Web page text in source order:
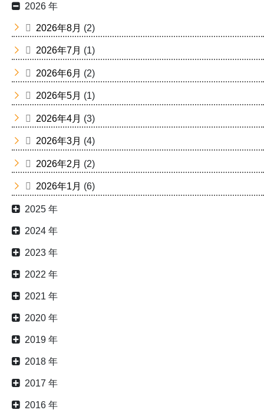
2026 年
2026年8月 (2)
2026年7月 (1)
2026年6月 (2)
2026年5月 (1)
2026年4月 (3)
2026年3月 (4)
2026年2月 (2)
2026年1月 (6)
2025 年
2024 年
2023 年
2022 年
2021 年
2020 年
2019 年
2018 年
2017 年
2016 年